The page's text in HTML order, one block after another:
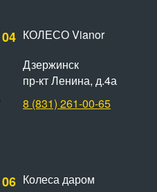
04 КОЛЕСО Vianor
Дзержинск
пр-кт Ленина, д.4а
8 (831) 261-00-65
06 Колеса даром